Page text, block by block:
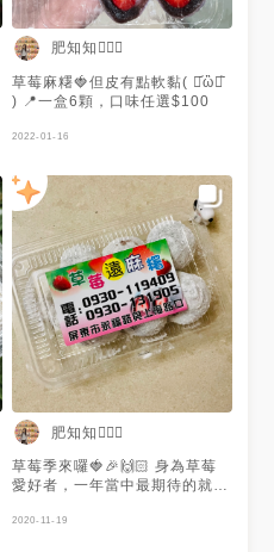
肥知知🙋🏻‍♀️
草莓麻糬🍓但皮有點軟黏( ･᷄ὢ･᷅
) 📍一盒6顆，口味任選$100
2022-01-16
肥知知🙋🏻‍♀️
草莓季來囉🍓🎉🙌🏻 身為草莓
愛好者，一年當中最期待的就是
面包著大大的草莓，再搭配各種
2020-11-19